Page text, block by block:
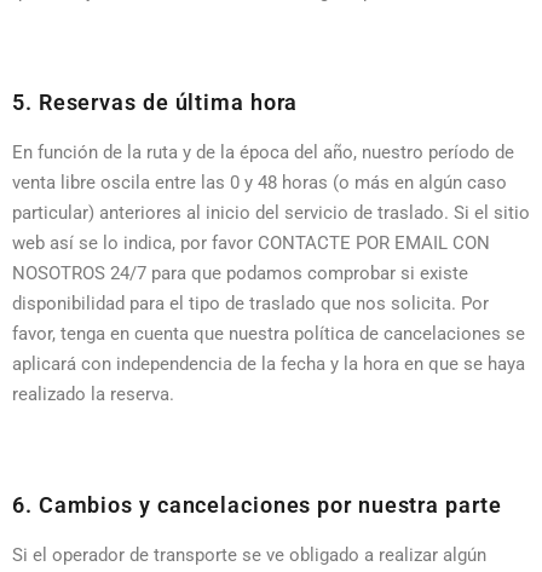
5. Reservas de última hora
En función de la ruta y de la época del año, nuestro período de
venta libre oscila entre las 0 y 48 horas (o más en algún caso
particular) anteriores al inicio del servicio de traslado. Si el sitio
web así se lo indica, por favor CONTACTE POR EMAIL CON
NOSOTROS 24/7 para que podamos comprobar si existe
disponibilidad para el tipo de traslado que nos solicita. Por
favor, tenga en cuenta que nuestra política de cancelaciones se
aplicará con independencia de la fecha y la hora en que se haya
realizado la reserva.
6. Cambios y cancelaciones por nuestra parte
Si el operador de transporte se ve obligado a realizar algún